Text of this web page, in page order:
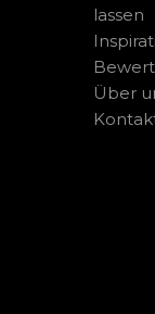
lassen
Über